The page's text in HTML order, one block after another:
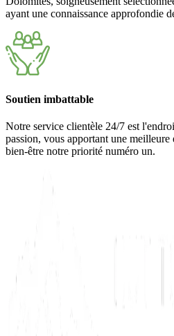
ayant une connaissance approfondie
Soutien imbattable
Notre service clientèle 24/7 est
passion, vous apportant une
bien-être notre priorité numéro un.